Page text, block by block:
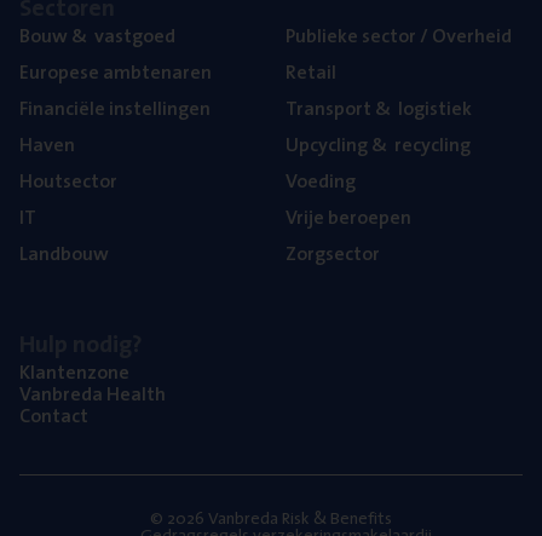
Bouw& vastgoed
Euro­pe­se ambtenaren
Finan­ci­ë­le instellingen
Haven
Hout­sec­tor
IT
Land­bouw
Publie­ke sec­tor / Overheid
Retail
Trans­port& logistiek
Upcy­cling& recycling
Voe­ding
Vrije beroe­pen
Zorg­sec­tor
Klan­ten­zo­ne
Van­b­re­da Health
Con­tact
© 2026 Vanbreda Risk & Benefits